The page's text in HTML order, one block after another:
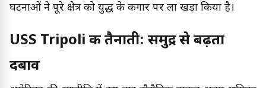
घटनाओं ने पूरे क्षेत्र को युद्ध के कगार पर ला खड़ा किया है।
USS Tripoli की तैनाती: समुद्र से बढ़ता
दबाव